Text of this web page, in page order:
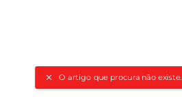
O artigo que procura não existe.